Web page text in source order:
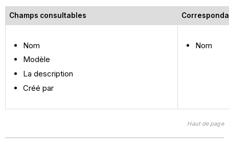
Champs consultables
Nom
Modèle
La description
Créé par
Nom
Haut de page